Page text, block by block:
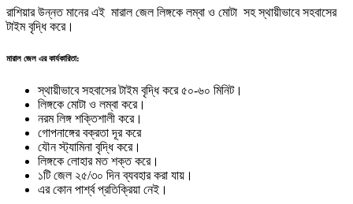
was:
৳ 1,800.
is:
রাশিয়ার উন্নত মানের এই মারাল জেল লিঙ্গকে লম্বা ও মোটা সহ স্থায়ীভাবে সহবাসের
টাইম বৃদ্ধি করে।
মারাল জেল এর কার্যকারিতা:
স্থায়ীভাবে সহবাসের টাইম বৃদ্ধি করে ৫০-৬০ মিনিট।
লিঙ্গকে মোটা ও লম্বা করে।
নরম লিঙ্গ শক্তিশালী করে।
গোপনাঙ্গের বক্রতা দূর করে
যৌন স্ট্যামিনা বৃদ্ধি করে।
লিঙ্গকে লোহার মত শক্ত করে।
১টি জেল ২৫/৩০ দিন ব্যবহার করা যায়।
এর কোন পার্শ্ব প্রতিক্রিয়া নেই।